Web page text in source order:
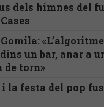
dels himnes del
un bar, anar a
de torn»
la festa del pop